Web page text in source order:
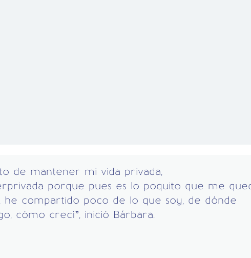
de mantener mi vida privada,
porque pues es lo poquito que me
he compartido poco de lo que soy, de dónde
cómo crecí”, inició Bárbara.